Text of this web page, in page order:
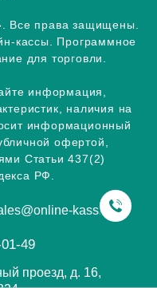
права защищены.
кассы. Программное
для торговли.
информация,
наличия на
информационный
офертой,
Статьи 437(2)
РФ.
kassa.info
49
проезд, д. 16,